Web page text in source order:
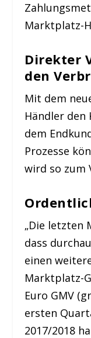
Marktplatz-
Direkter
den
Mit dem
Händler
dem
Prozesse
wird so zum
„Die letzten
dass
einen
Marktplatz-
Euro GMV
ersten
2017/2018